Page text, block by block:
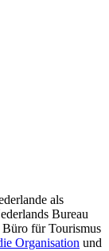
als
Bureau
für Tourismus
Organisation und